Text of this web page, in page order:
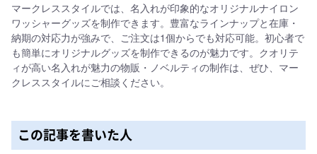
マークレススタイルでは、名入れが印象的なオリジナルナイロン
ワッシャーグッズを制作できます。豊富なラインナップと在庫・
納期の対応力が強みで、ご注文は1個からでも対応可能。初心者で
も簡単にオリジナルグッズを制作できるのが魅力です。クオリテ
ィが高い名入れが魅力の物販・ノベルティの制作は、ぜひ、マー
クレススタイルにご相談ください。
この記事を書いた人